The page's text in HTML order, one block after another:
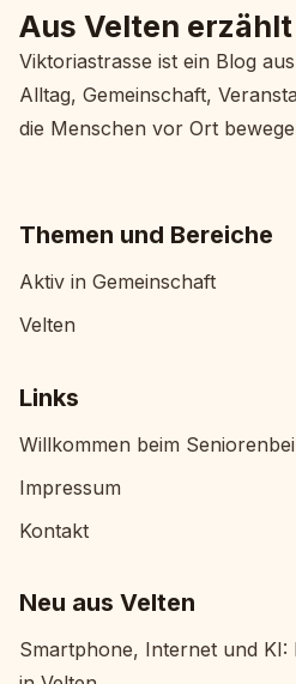
Aus Velten erzählt
Viktoriastrasse ist ein Blog
Alltag, Gemeinschaft,
die Menschen vor Ort
Themen und Bereiche
Aktiv in Gemeinschaft
Velten
Links
Willkommen beim
Impressum
Kontakt
Neu aus Velten
Smartphone, Internet und